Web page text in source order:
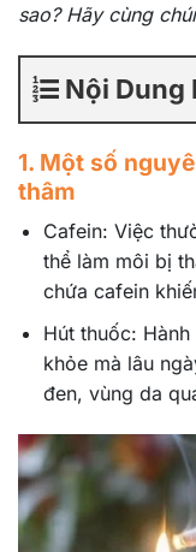
sao? Hãy cùng
Nội Dung
1. Một số
thâm
Cafein: Việc
thể làm môi bị
chứa cafein
Hút thuốc:
khỏe mà lâu
đen, vùng da